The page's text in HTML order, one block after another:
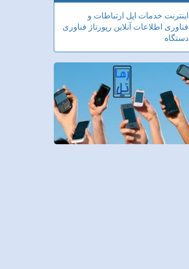
اینترنت خدمات اپل ارتباطات و
فناوری اطلاعات آنلاین رپورتاژ فناوری
دستگاه